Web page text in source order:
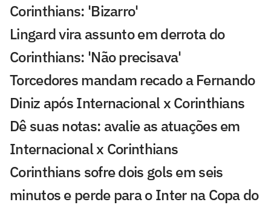
Corinthians: 'Bizarro'
Lingard vira assunto em derrota do
Corinthians: 'Não precisava'
Torcedores mandam recado a Fernando
Diniz após Internacional x Corinthians
Dê suas notas: avalie as atuações em
Internacional x Corinthians
Corinthians sofre dois gols em seis
minutos e perde para o Inter na Copa do